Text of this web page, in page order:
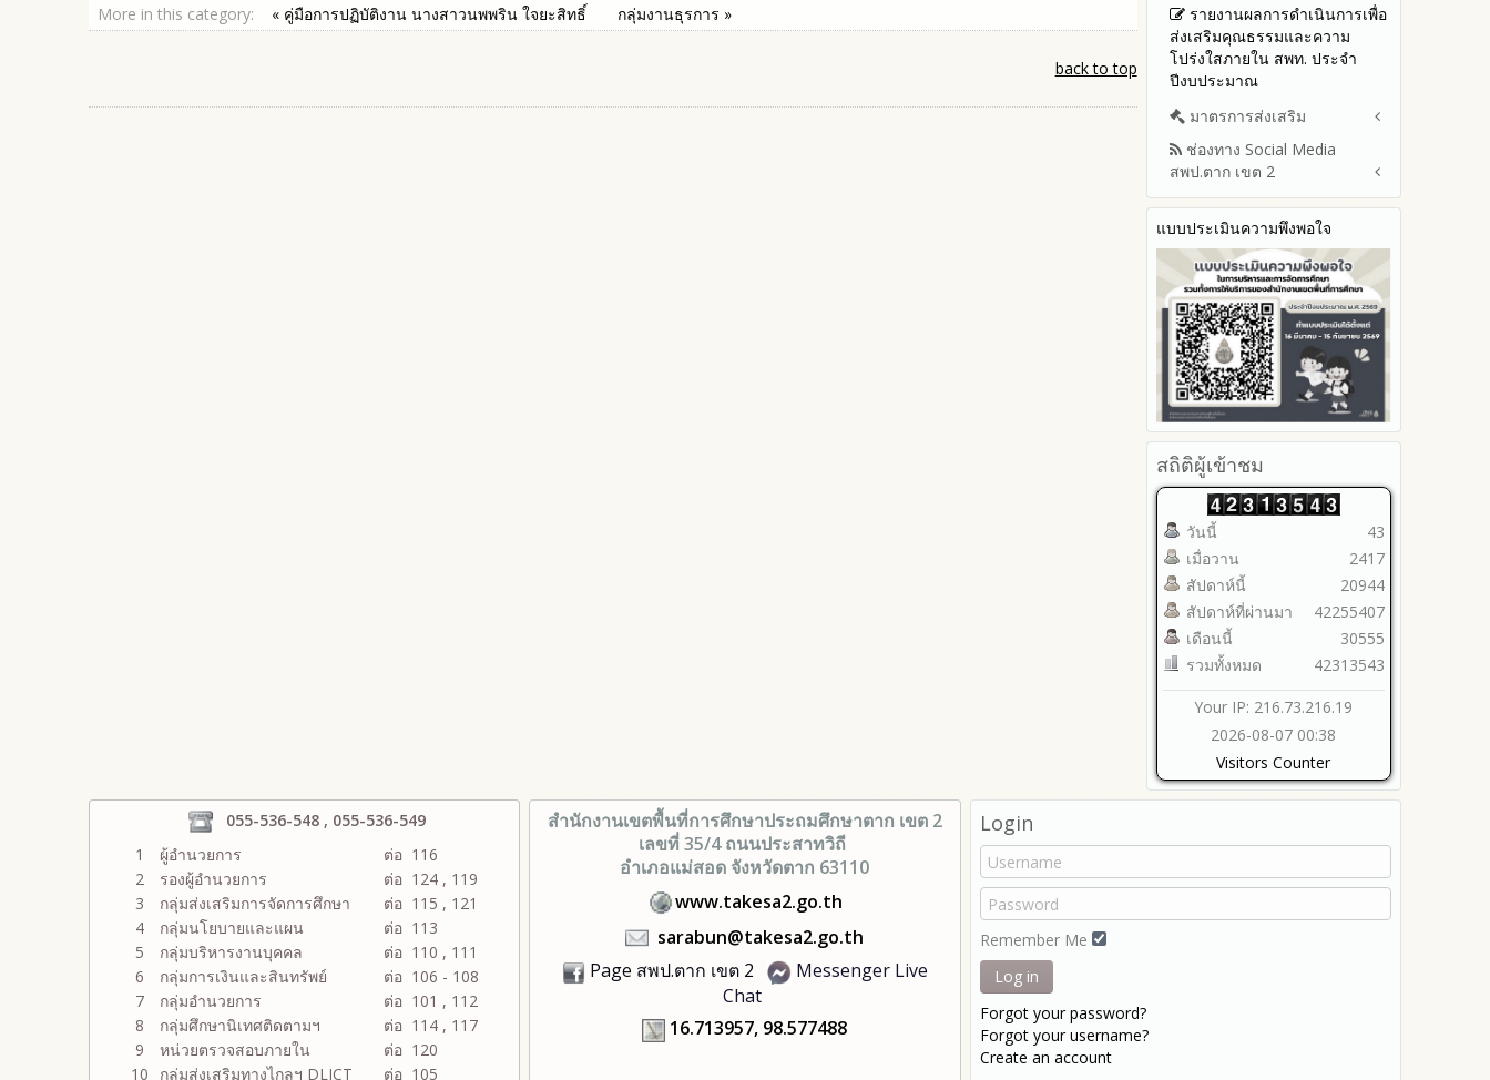
More in this category: « คู่มือการปฏิบัติงาน นางสาวนพพริน ใจยะสิทธิ์ กลุ่มงานธุรการ »
back to top
รายงานผลการดำเนินการเพื่อ
ส่งเสริมคุณธรรมและความ
โปร่งใสภายใน สพท. ประจำ
ปีงบประมาณ
มาตรการส่งเสริม
มาตรการเผยแพร่ข้อมูลต่อ
สาธารณะ
มาตรการส่งเสริมความโปร่งใสใน
การจัดซื้อจัดจ้าง
มาตราการจัดการเรื่องร้องเรียน
การทุจริต
มาตรการป้องกันการรับสินบน
มาตรการป้องกันการขัดกัน
ระหว่างผลประโยชน์ส่วนตนกับ
ส่วนรวม
มาตรการตรวจสอบการใช้ดุลพินิจ
มาตราการให้ผู้มีส่วนได้ส่วนเสียมี
ส่วนร่วม
ช่องทาง Social Media
สพป.ตาก เขต 2
Q&A / ชมเชย / เสนอแนะ
Facebook เพจ สพป.ตาก 2
Youtube ช่อง สพป.ตาก เขต 2
Youtube เรื่องเล่าข่าวตาก 2
แบบประเมินความพึงพอใจ
สถิติผู้เข้าชม
วันนี้
เมื่อวาน
สัปดาห์นี้
สัปดาห์ที่ผ่านมา
เดือนนี้
รวมทั้งหมด
43
2417
20944
42255407
30555
42313543
Your IP: 216.73.216.19
2026-08-07 00:38
Visitors Counter
055-536-548 , 055-536-549
1
ผู้อำนวยการ
ต่อ 116
2
รองผู้อำนวยการ
ต่อ 124 , 119
3
กลุ่มส่งเสริมการจัดการศึกษา
ต่อ 115 , 121
4
กลุ่มนโยบายและแผน
ต่อ 113
5
กลุ่มบริหารงานบุคคล
ต่อ 110 , 111
6
กลุ่มการเงินและสินทรัพย์
ต่อ 106 - 108
7
กลุ่มอำนวยการ
ต่อ 101 , 112
8
กลุ่มศึกษานิเทศติดตามฯ
ต่อ 114 , 117
9
หน่วยตรวจสอบภายใน
ต่อ 120
10
กลุ่มส่งเสริมทางไกลฯ DLICT ต่อ 105
สำนักงานเขตพื้นที่การศึกษาประถมศึกษาตาก เขต 2
เลขที่ 35/4 ถนนประสาทวิถี
อำเภอแม่สอด จังหวัดตาก 63110
www.takesa2.go.th
sarabun@takesa2.go.th
Page สพป.ตาก เขต 2
Messenger Live
Chat
16.713957, 98.577488
Login
Remember Me
Log in
Forgot your password?
Forgot your username?
Create an account